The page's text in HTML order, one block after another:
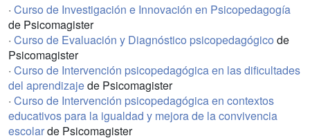
· Curso de Investigación e Innovación en Psicopedagogía
de Psicomagister
· Curso de Evaluación y Diagnóstico psicopedagógico de
Psicomagister
· Curso de Intervención psicopedagógica en las dificultades
del aprendizajede Psicomagister
· Curso de Intervención psicopedagógica en contextos
educativos para la igualdad y mejora de la convivencia
escolarde Psicomagister